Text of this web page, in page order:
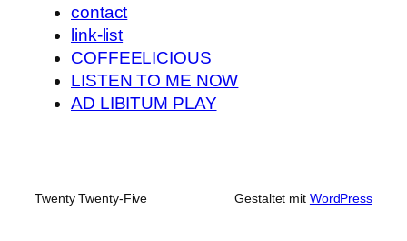
contact
link-list
COFFEELICIOUS
LISTEN TO ME NOW
AD LIBITUM PLAY
Twenty Twenty-Five Gestaltet mit WordPress